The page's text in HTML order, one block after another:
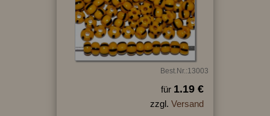
Best.Nr.:13003
für 1.19 €
zzgl. Versand